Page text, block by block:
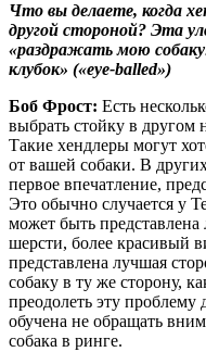
Что вы делаете, когда
другой стороной? Эта
«раздражать мою
клубок» («eye-balled»)
Боб Фрост: Есть
выбрать стойку в другом
Такие хендлеры могут
от вашей собаки. В
первое впечатление,
Это обычно случается у
может быть представлена
шерсти, более красивый
представлена лучшая
собаку в ту же сторону,
преодолеть эту
обучена не обращать
собака в ринге.